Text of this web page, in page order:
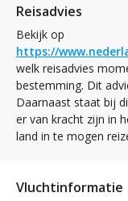
Reisadvies
Bekijk op
https://
welk reisadvies
bestemming. Dit
Daarnaast staat bij
er van kracht zijn in
land in te mogen
Vluchtinformatie